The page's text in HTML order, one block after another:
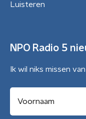
Luisteren
NPO Radio 5
Ik wil niks missen